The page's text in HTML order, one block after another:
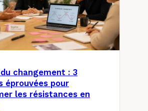
changement : 3
éprouvées pour
les résistances en